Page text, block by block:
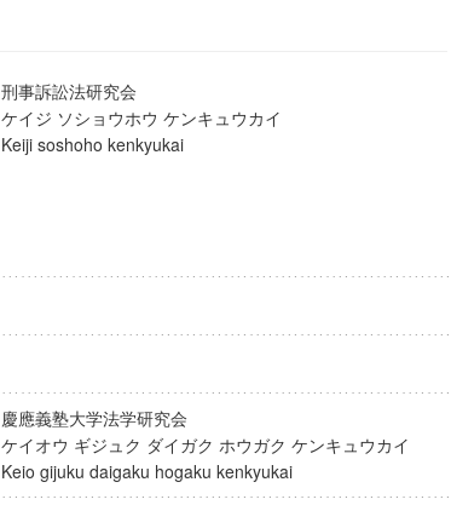
刑事訴訟法研究会
ケイジ ソショウホウ ケンキュウカイ
Keiji soshoho kenkyukai
慶應義塾大学法学研究会
ケイオウ ギジュク ダイガク ホウガク ケンキュウカイ
Keio gijuku daigaku hogaku kenkyukai